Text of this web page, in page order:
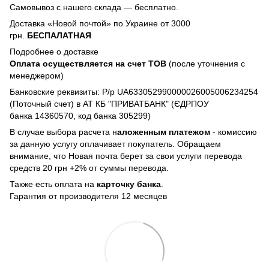
Самовывоз с нашего склада — бесплатно.
Доставка «Новой почтой» по Украине от 3000
грн. БЕСПАЛАТНАЯ
Подробнее о доставке
Оплата осуществляется на счет TOB (после уточнения с
менеджером)
Банковские реквизиты: Р/р UA633052990000026005006234254
(Поточный счет) в АТ КБ "ПРИВАТБАНК" (ЄДРПОУ
банка 14360570, код банка 305299)
В случае выбора расчета наложенным платежом - комиссию
за данную услугу оплачивает покупатель. Обращаем
внимание, что Новая почта берет за свои услуги перевода
средств 20 грн +2% от суммы перевода.
Также есть оплата на карточку банка
Гарантия от производителя 12 месяцев